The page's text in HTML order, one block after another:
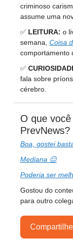
criminoso
assume uma
✅ LEITURA: o
semana, Coisa
comportamento
✅
fala sobre
cérebro.
O que
PrevNews?
Boa, gostei
Mediana 😐
Poderia ser
Gostou do
para outro